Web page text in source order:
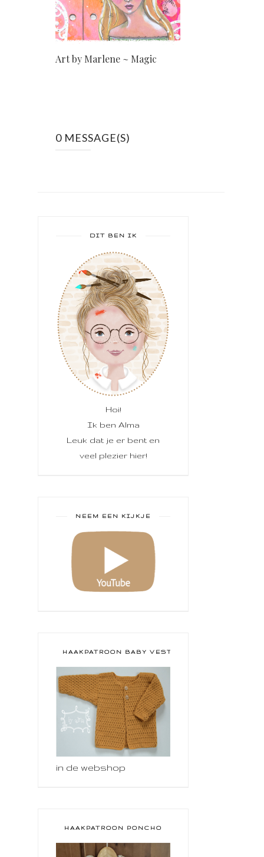
Art by Marlene ~ Magic
0 MESSAGE(S)
DIT BEN IK
Hoi!
Ik ben Alma
Leuk dat je er bent en
veel plezier hier!
NEEM EEN KIJKJE
HAAKPATROON BABY VESTJE
in de webshop
HAAKPATROON PONCHO